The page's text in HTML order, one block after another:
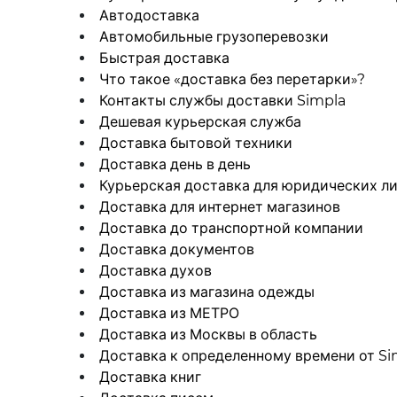
Автодоставка
Автомобильные грузоперевозки
Быстрая доставка
Что такое «доставка без перетарки»?
Контакты службы доставки Simpla
Дешевая курьерская служба
Доставка бытовой техники
Доставка день в день
Курьерская доставка для юридических
Доставка для интернет магазинов
Доставка до транспортной компании
Доставка документов
Доставка духов
Доставка из магазина одежды
Доставка из МЕТРО
Доставка из Москвы в область
Доставка к определенному времени от
Доставка книг